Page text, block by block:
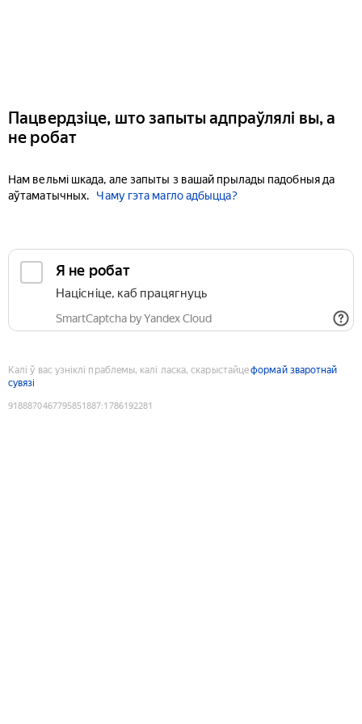
Пацвердзіце, што запыты адпраўлялі вы, а
не робат
Нам вельмі шкада, але запыты з вашай прылады падобныя да
аўтаматычных.
Чаму гэта магло адбыцца?
Я не робат
Націсніце, каб працягнуць
SmartCaptcha by Yandex Cloud
Калі ў вас узніклі праблемы, калі ласка, скарыстайцеформай зваротнай
сувязі
9188870467795851887:1786192281